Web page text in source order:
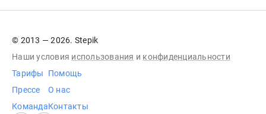
© 2013 — 2026. Stepik
Наши условия использования и конфиденциальности
Тарифы
Прессе
Команда
Помощь
О нас
Контакты